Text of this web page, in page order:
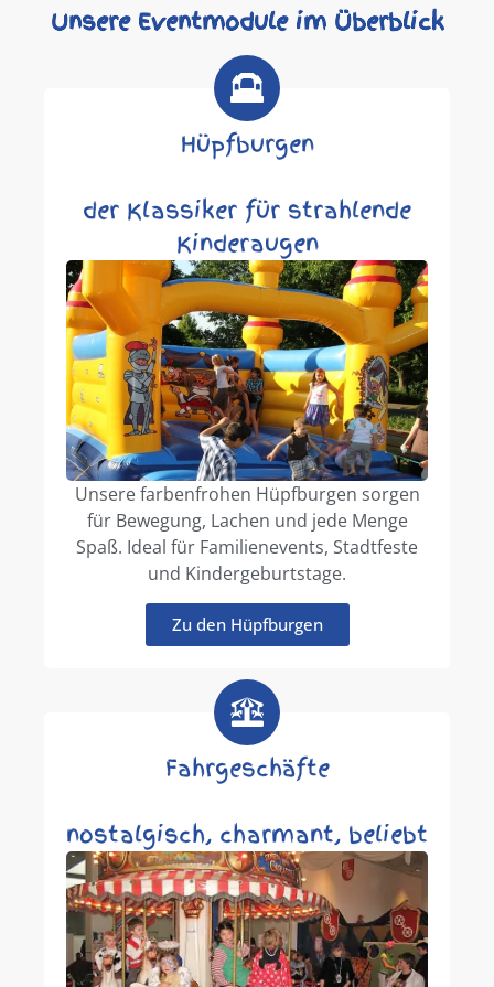
Unsere Eventmodule im Überblick
Hüpfburgen
der Klassiker für strahlende
Kinderaugen
Unsere farbenfrohen Hüpfburgen sorgen
für Bewegung, Lachen und jede Menge
Spaß. Ideal für Familienevents, Stadtfeste
und Kindergeburtstage.
Zu den Hüpfburgen
Fahrgeschäfte
nostalgisch, charmant, beliebt